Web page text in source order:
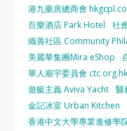
港九藥房總商會
百樂酒店 Park Hotel
社
織善社區 Community
美麗華集團Mira eShop
華人廟宇委員會 ctc.org.hk
遊艇主義 Aviva Yacht 醫
金記冰室 Urban Kitchen
香港中文大學專業進修學